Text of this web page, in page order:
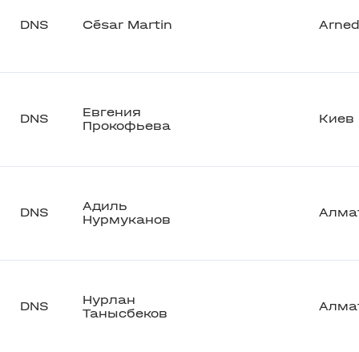
DNS César Martin
DNS
Евгения
Прокофьева
Киев
DNS
Адиль
Нурмуканов
DNS
Нурлан
Танысбеков